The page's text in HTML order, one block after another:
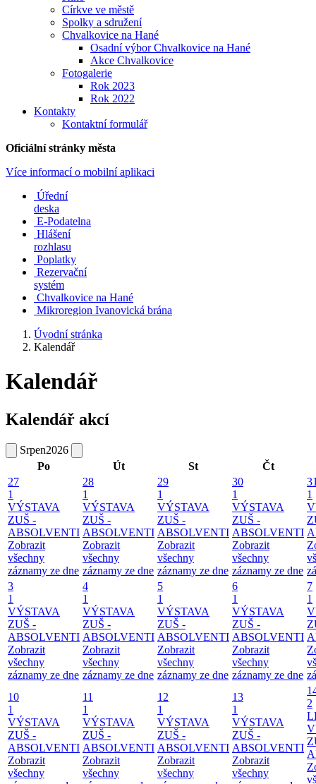
Církve ve městě
Spolky a sdružení
Chvalkovice na Hané
Osadní výbor Chvalkovice na Hané
Akce Chvalkovice
Fotogalerie
Rok 2023
Rok 2022
Kontakty
Kontaktní formulář
Oficiální stránky města
Více informací o mobilní aplikaci
Úřední
deska
E-Podatelna
Hlášení
rozhlasu
Poplatky
Rezervační
systém
Chvalkovice na Hané
Mikroregion Ivanovická brána
Úvodní stránka
Kalendář
Kalendář
Kalendář akcí
Srpen2026
Po
Út St
Čt
27
1
VÝSTAVA
ZUŠ -
ABSOLVENTI
Zobrazit
všechny
záznamy ze dne
28
1
VÝSTAVA
ZUŠ -
ABSOLVENTI
Zobrazit
všechny
záznamy ze dne
29
1
VÝSTAVA
ZUŠ -
ABSOLVENTI
Zobrazit
všechny
záznamy ze dne
30
1
VÝSTAVA
ZUŠ -
ABSOLVENTI
Zobrazit
všechny
záznamy ze dne
1
3
1
VÝSTAVA
ZUŠ -
ABSOLVENTI
Zobrazit
všechny
záznamy ze dne
4
1
VÝSTAVA
ZUŠ -
ABSOLVENTI
Zobrazit
všechny
záznamy ze dne
5
1
VÝSTAVA
ZUŠ -
ABSOLVENTI
Zobrazit
všechny
záznamy ze dne
6
1
VÝSTAVA
ZUŠ -
ABSOLVENTI
Zobrazit
všechny
záznamy ze dne
7
1
10
1
VÝSTAVA
ZUŠ -
ABSOLVENTI
Zobrazit
všechny
11
1
VÝSTAVA
ZUŠ -
ABSOLVENTI
Zobrazit
všechny
12
1
VÝSTAVA
ZUŠ -
ABSOLVENTI
Zobrazit
všechny
13
1
VÝSTAVA
ZUŠ -
ABSOLVENTI
Zobrazit
všechny
2